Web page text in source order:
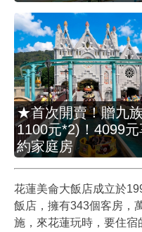
★首次開賣！贈九
1100元*2)！4099
約家庭房
花蓮美侖大飯店成立於
飯店，擁有343個客房，
施，來花蓮玩時，要住宿